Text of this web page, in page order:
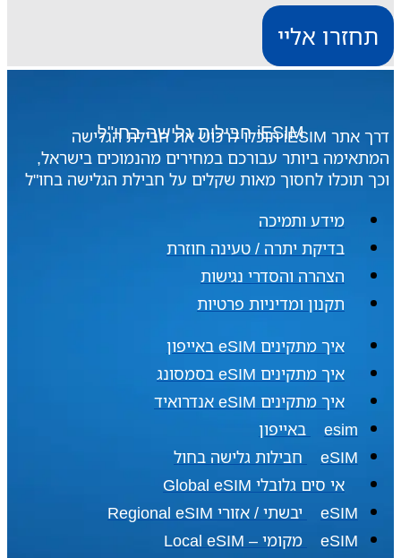
תחזרו אליי
iESIM חבילות גלישה בחו"ל
דרך אתר iESIM תוכלו לרכוש את חבילת הגלישה
המתאימה ביותר עבורכם במחירים מהנמוכים בישראל,
וכך תוכלו לחסוך מאות שקלים על חבילת הגלישה בחו"ל
מידע ותמיכה
בדיקת יתרה / טעינה חוזרת
הצהרה והסדרי נגישות
תקנון ומדיניות פרטיות
איך מתקינים eSIM באייפון
איך מתקינים eSIM בסמסונג
איך מתקינים eSIM אנדרואיד​
esim באייפון
eSIM חבילות גלישה בחול
אי סים גלובלי Global eSIM
eSIM יבשתי / אזורי Regional eSIM
eSIM מקומי – Local eSIM